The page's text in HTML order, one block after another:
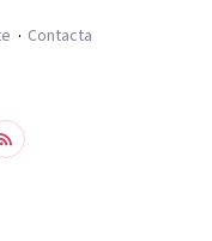
Contacta